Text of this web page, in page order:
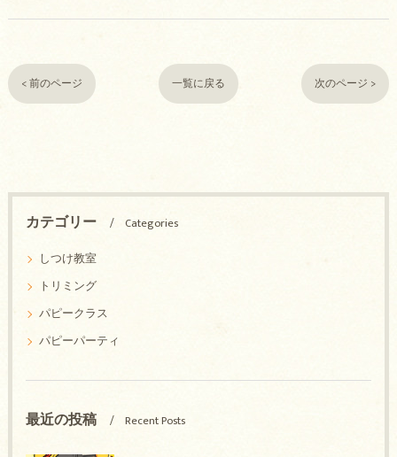
< 前のページ 一覧に戻る 次のページ >
カテゴリー
Categories
しつけ教室
トリミング
パピークラス
パピーパーティ
最近の投稿 Recent Posts